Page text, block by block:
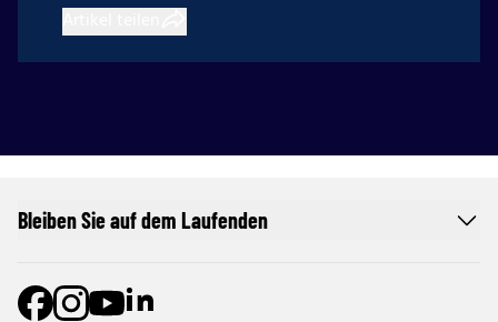
Bleiben Sie auf dem Laufenden